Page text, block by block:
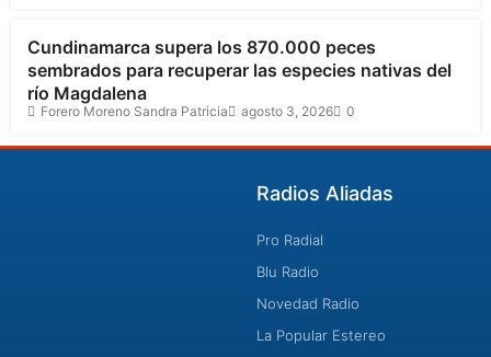
Cundinamarca supera los 870.000 peces
sembrados para recuperar las especies nativas del
río Magdalena
Forero Moreno Sandra Patricia agosto 3, 2026 0
Radios Aliadas
Pro Radial
Blu Radio
Novedad Radio
La Popular Estereo